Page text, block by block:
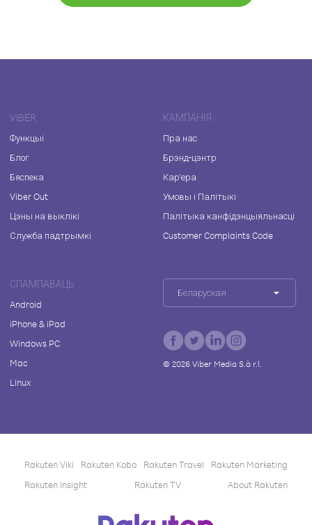
VIBER
Функцыі
Блог
Бяспека
Viber Out
Цэны на выклікі
Служба падтрымкі
КАМПАНІЯ
Пра нас
Брэнд-цэнтр
Кар'ера
Умовы і Палітыкі
Палітыка канфідэнцыяльнасці
Customer Complaints Code
СПАМПАВАЦЬ
Android
iPhone & iPad
Windows PC
Mac
Linux
Беларуская
© 2026Viber Media S.à r.l.
Rakuten Viki Rakuten Kobo Rakuten Travel
Rakuten Marketing
Rakuten Insight
Rakuten TV About Rakuten